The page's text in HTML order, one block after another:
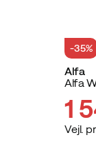
-35%
Alfa
Alfa
1
Vejl.